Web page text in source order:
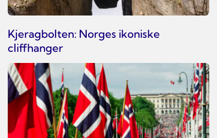
Kjeragbolten: Norges ikoniske
cliffhanger